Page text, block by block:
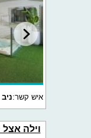
איש קשר:ניב
וילה אצל